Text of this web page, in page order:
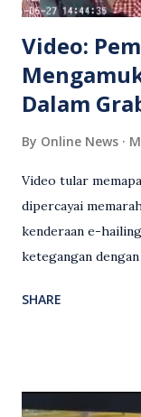
Video:
Dalam
By Online News
Video tular
dipercayai
kenderaan e-
ketegangan
antara seorang
Grab bertindak
SHARE